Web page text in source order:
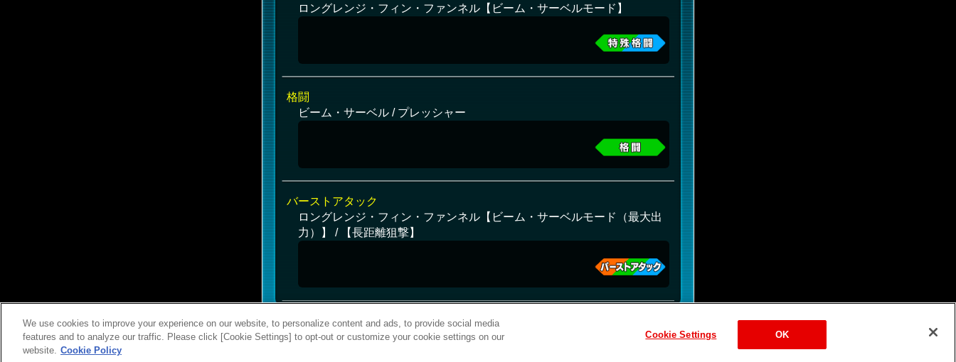
ロングレンジ・フィン・ファンネル【ビーム・サーベルモード】
格闘
ビーム・サーベル / プレッシャー
バーストアタック
ロングレンジ・フィン・ファンネル【ビーム・サーベルモード（最大出
力）】 / 【長距離狙撃】
We use cookies to improve your experience on our website, to personalize content and ads, to provide social media
features and to analyze our traffic. Please click [Cookie Settings] to opt-out or customize your cookie settings on our
website. Cookie Policy
Cookie Settings OK